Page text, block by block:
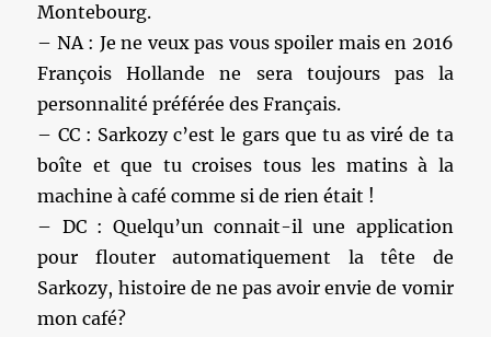
Montebourg.
– NA : Je ne veux pas vous spoiler mais en 2016
François Hollande ne sera toujours pas la
personnalité préférée des Français.
– CC : Sarkozy c’est le gars que tu as viré de ta
boîte et que tu croises tous les matins à la
machine à café comme si de rien était !
– DC : Quelqu’un connait-il une application
pour flouter automatiquement la tête de
Sarkozy, histoire de ne pas avoir envie de vomir
mon café?